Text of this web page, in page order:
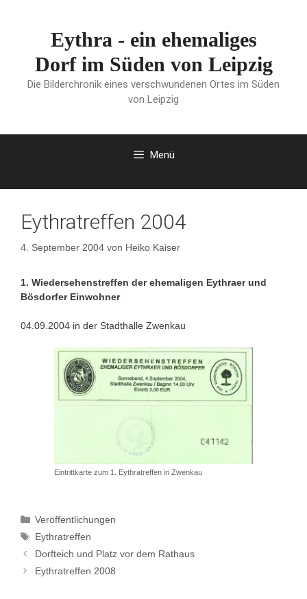
Eythra - ein ehemaliges
Dorf im Süden von Leipzig
Die Bilderchronik eines verschwundenen Ortes im Süden
von Leipzig
Menü
Eythratreffen 2004
4. September 2004 von Heiko Kaiser
1. Wiedersehenstreffen der ehemaligen Eythraer und
Bösdorfer Einwohner
04.09.2004 in der Stadthalle Zwenkau
Eintrittkarte zum 1. Eythratreffen in Zwenkau
Kategorien
Veröffentlichungen
Schlagwörter
Eythratreffen
Dorfteich und Platz vor dem Rathaus
Eythratreffen 2008